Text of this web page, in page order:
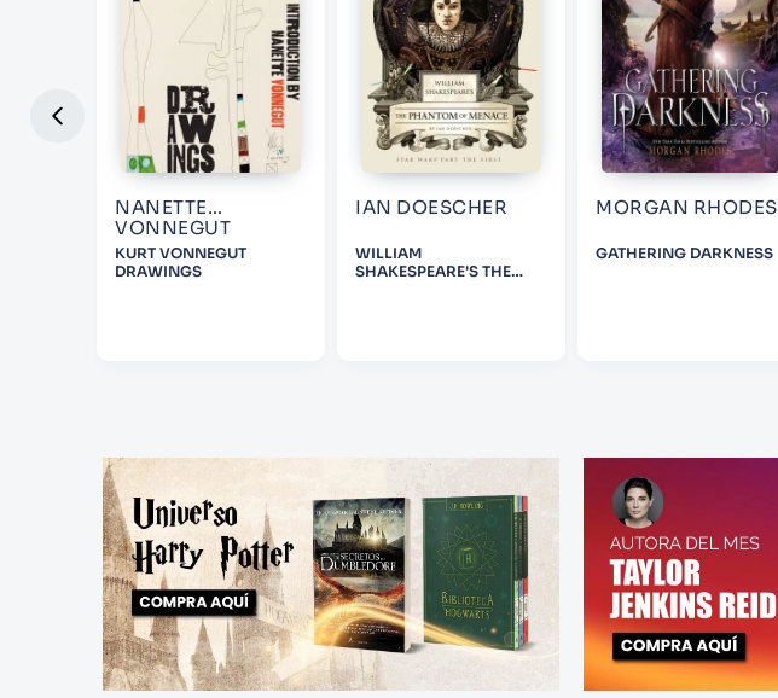
NANETTE
VONNEGUT
KURT VONNEGUT
DRAWINGS
IAN DOESCHER
WILLIAM
SHAKESPEARE'S THE
MORGAN RHODES
GATHERING DARKNESS